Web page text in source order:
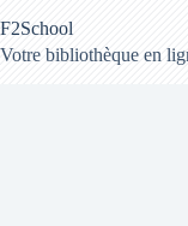
au
contenu
F2School
Votre bibliothèque en